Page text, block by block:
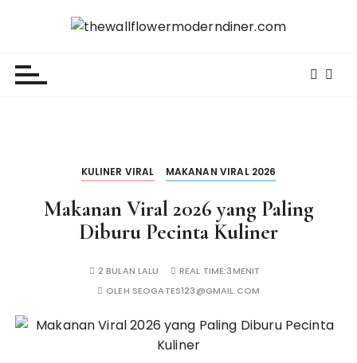
KULINER VIRAL MAKANAN VIRAL 2026
Makanan Viral 2026 yang Paling
Diburu Pecinta Kuliner
2 BULAN LALU REAL TIME:3MENIT
OLEH SEOGATES123@GMAIL.COM